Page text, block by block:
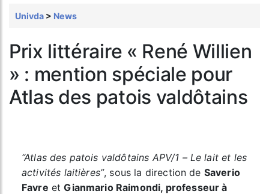
Univda > News
Prix littéraire « René Willien
» : mention spéciale pour
Atlas des patois valdôtains
“Atlas des patois valdôtains APV/1 – Le lait et les
activités laitières”, sous la direction de Saverio
Favre etGianmario Raimondi, professeur à